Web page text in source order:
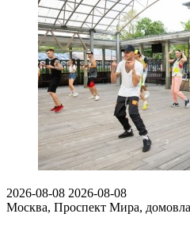
2026-08-08 2026-08-08
Москва, Проспект Мира,